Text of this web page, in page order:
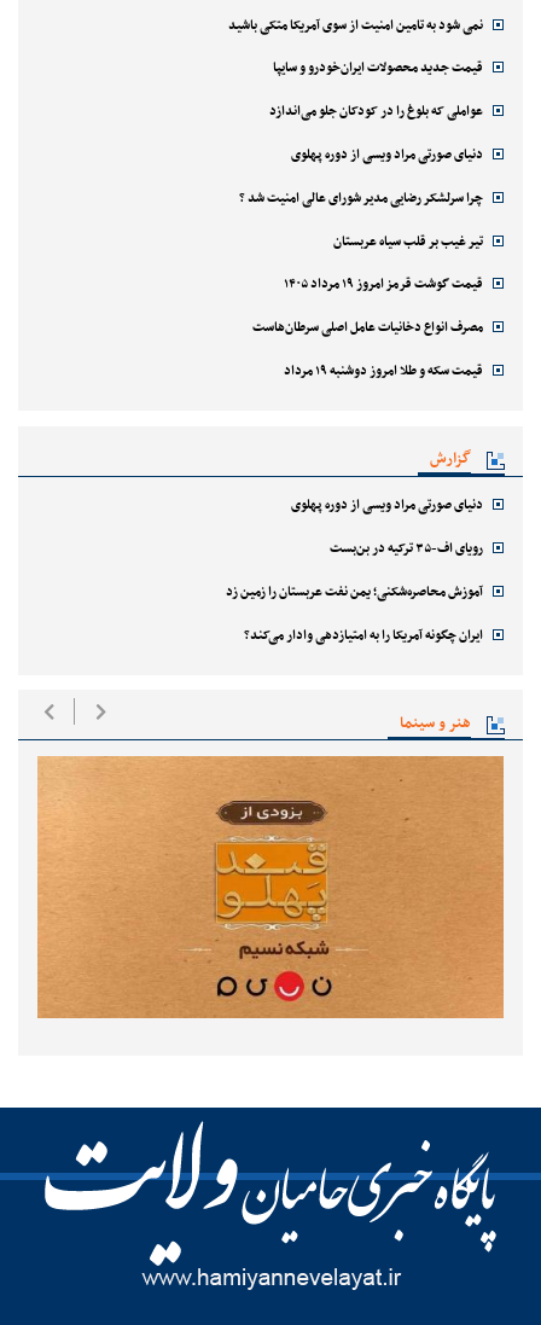
نمی شود به تامین امنیت از سوی آمریکا متکی باشید
قیمت جدید محصولات ایران‌خودرو و سایپا
عواملی که بلوغ را در کودکان جلو می‌اندازد
دنیای صورتی مراد ویسی از دوره پهلوی
چرا سرلشکر رضایی مدیر شورای عالی امنیت شد ؟
تیر غیب بر قلب سیاه عربستان
قیمت گوشت قرمز امروز ۱۹ مرداد ۱۴۰۵
مصرف انواع دخانیات عامل اصلی سرطان‌هاست
قیمت سکه و طلا امروز دوشنبه ۱۹ مرداد
گزارش
دنیای صورتی مراد ویسی از دوره پهلوی
رویای اف-۳۵ ترکیه در بن‌بست
آموزش محاصره‌شکنی؛ یمن نفت عربستان را زمین زد
ایران چگونه آمریکا را به امتیازدهی وادار می‌کند؟
هنر و سینما